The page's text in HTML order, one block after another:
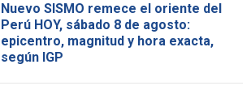
Nuevo SISMO remece el oriente del
Perú HOY, sábado 8 de agosto:
epicentro, magnitud y hora exacta,
según IGP